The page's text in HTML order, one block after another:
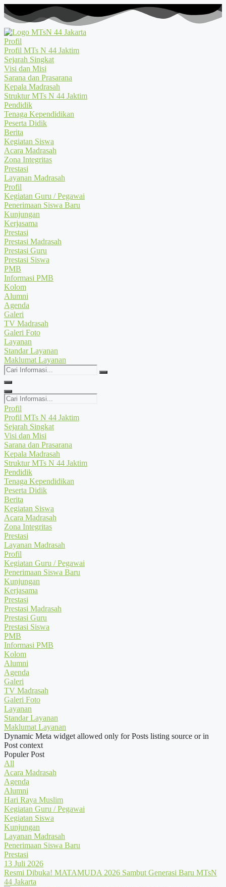
Profil
Profil MTs N 44 Jaktim
Sejarah Singkat
Visi dan Misi
Sarana dan Prasarana
Kepala Madrasah
Struktur MTs N 44 Jaktim
Pendidik
Tenaga Kependidikan
Peserta Didik
Berita
Kegiatan Siswa
Acara Madrasah
Zona Integritas
Prestasi
Layanan Madrasah
Profil
Kegiatan Guru / Pegawai
Penerimaan Siswa Baru
Kunjungan
Kerjasama
Prestasi
Prestasi Madrasah
Prestasi Guru
Prestasi Siswa
PMB
Informasi PMB
Kolom
Alumni
Agenda
Galeri
TV Madrasah
Galeri Foto
Layanan
Standar Layanan
Maklumat Layanan
Cari
Informasi...
Cari
Informasi...
Profil
Profil MTs N 44 Jaktim
Sejarah Singkat
Visi dan Misi
Sarana dan Prasarana
Kepala Madrasah
Struktur MTs N 44 Jaktim
Pendidik
Tenaga Kependidikan
Peserta Didik
Berita
Kegiatan Siswa
Acara Madrasah
Zona Integritas
Prestasi
Layanan Madrasah
Profil
Kegiatan Guru / Pegawai
Penerimaan Siswa Baru
Kunjungan
Kerjasama
Prestasi
Prestasi Madrasah
Prestasi Guru
Prestasi Siswa
PMB
Informasi PMB
Kolom
Alumni
Agenda
Galeri
TV Madrasah
Galeri Foto
Layanan
Standar Layanan
Maklumat Layanan
Dynamic Meta widget allowed only for Posts listing source or in
Post context
Populer Post
All
Acara Madrasah
Agenda
Alumni
Hari Raya Muslim
Kegiatan Guru / Pegawai
Kegiatan Siswa
Kunjungan
Layanan Madrasah
Penerimaan Siswa Baru
Prestasi
13 Juli 2026
Resmi Dibuka! MATAMUDA 2026 Sambut Generasi Baru MTsN
44 Jakarta